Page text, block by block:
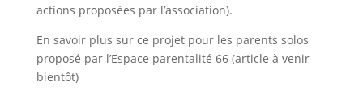
actions proposées par l’association).
En savoir plus sur ce projet pour les parents solos
proposé par l’Espace parentalité 66 (article à venir
bientôt)